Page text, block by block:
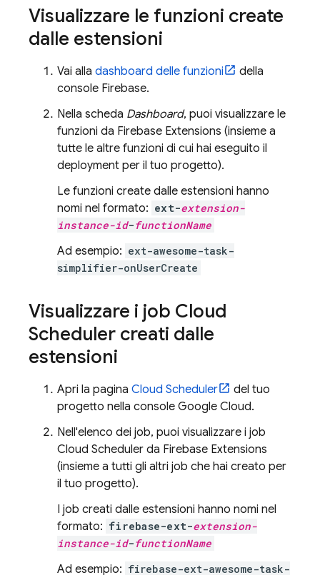
Visualizzare le funzioni create
dalle estensioni
Vai alla dashboard delle funzioni
della
console Firebase.
Nella scheda Dashboard, puoi visualizzare le
funzioni da Firebase Extensions (insieme a
tutte le altre funzioni di cui hai eseguito il
deployment per il tuo progetto).
Le funzioni create dalle estensioni hanno
nomi nel formato: ext-extension-
instance-id-functionName
Ad esempio: ext-awesome-task-
simplifier-onUserCreate
Visualizzare i job Cloud
Scheduler creati dalle
estensioni
Apri la pagina Cloud Scheduler
del tuo
progetto nella console Google Cloud.
Nell'elenco dei job, puoi visualizzare i job
Cloud Scheduler da Firebase Extensions
(insieme a tutti gli altri job che hai creato per
il tuo progetto).
I job creati dalle estensioni hanno nomi nel
formato: firebase-ext-extension-
instance-id-functionName
Ad esempio: firebase-ext-awesome-task-